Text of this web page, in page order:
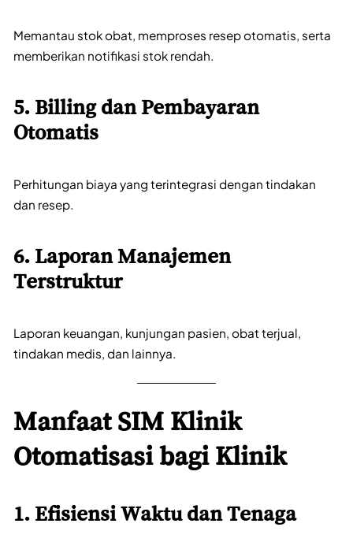
Memantau stok obat, memproses resep otomatis, serta
memberikan notifikasi stok rendah.
5. Billing dan Pembayaran
Otomatis
Perhitungan biaya yang terintegrasi dengan tindakan
dan resep.
6. Laporan Manajemen
Terstruktur
Laporan keuangan, kunjungan pasien, obat terjual,
tindakan medis, dan lainnya.
Manfaat SIM Klinik
Otomatisasi bagi Klinik
1. Efisiensi Waktu dan Tenaga